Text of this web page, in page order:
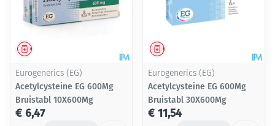
Geneesmiddel
Eurogenerics (EG)
Acetylcysteine EG 600Mg
Bruistabl 10X600Mg
€ 6,47
Geneesmiddel
Eurogenerics (EG)
Acetylcysteine EG 600Mg
Bruistabl 30X600Mg
€ 11,54